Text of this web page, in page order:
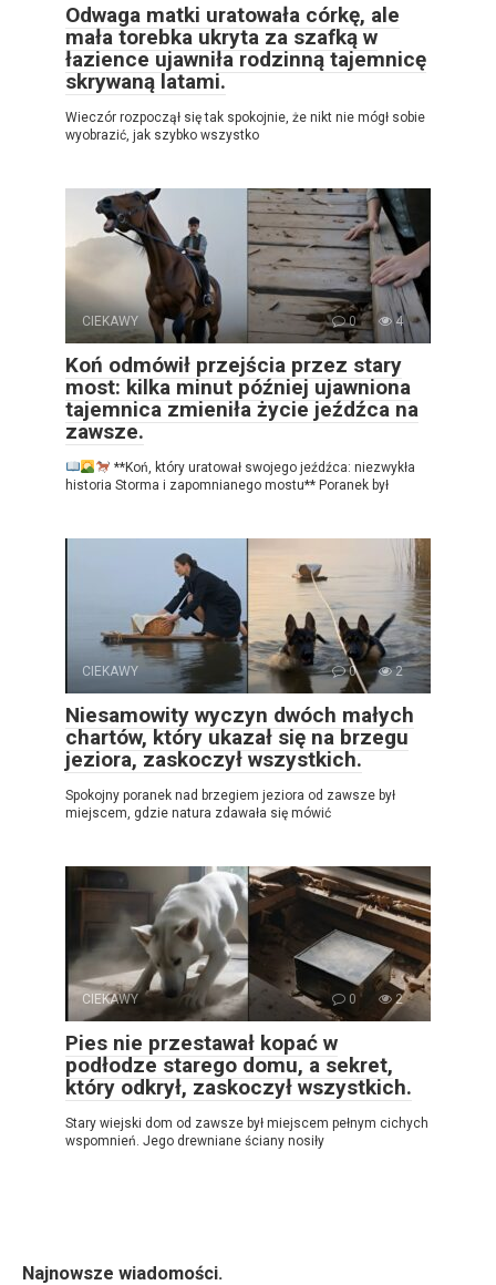
Odwaga matki uratowała córkę, ale
mała torebka ukryta za szafką w
łazience ujawniła rodzinną tajemnicę
skrywaną latami.
Wieczór rozpoczął się tak spokojnie, że nikt nie mógł sobie
wyobrazić, jak szybko wszystko
CIEKAWY 0 4
Koń odmówił przejścia przez stary
most: kilka minut później ujawniona
tajemnica zmieniła życie jeźdźca na
zawsze.
**Koń, który uratował swojego jeźdźca: niezwykła
historia Storma i zapomnianego mostu** Poranek był
CIEKAWY 0 2
Niesamowity wyczyn dwóch małych
chartów, który ukazał się na brzegu
jeziora, zaskoczył wszystkich.
Spokojny poranek nad brzegiem jeziora od zawsze był
miejscem, gdzie natura zdawała się mówić
CIEKAWY 0 2
Pies nie przestawał kopać w
podłodze starego domu, a sekret,
który odkrył, zaskoczył wszystkich.
Stary wiejski dom od zawsze był miejscem pełnym cichych
wspomnień. Jego drewniane ściany nosiły
Najnowsze wiadomości.